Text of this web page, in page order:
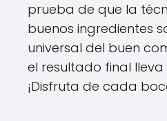
prueba de que la
buenos ingredientes
universal del buen
el resultado final
¡Disfruta de cada